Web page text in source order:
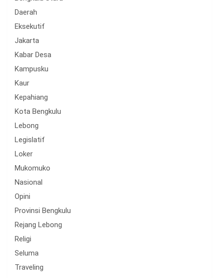
Daerah
Eksekutif
Jakarta
Kabar Desa
Kampusku
Kaur
Kepahiang
Kota Bengkulu
Lebong
Legislatif
Loker
Mukomuko
Nasional
Opini
Provinsi Bengkulu
Rejang Lebong
Religi
Seluma
Traveling